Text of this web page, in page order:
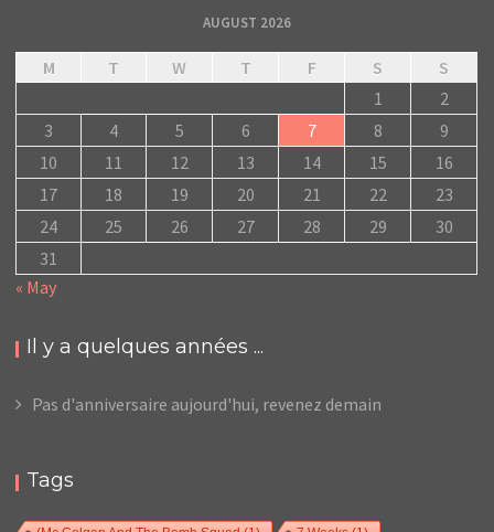
AUGUST 2026
M T W T F S
S
1
2
3
4 5 6 7 8
9
10
11 12 13 14 15
16
17
18 19 20 21 22
23
24
25 26 27 28 29
30
31
« May
Il y a quelques années ...
Pas d'anniversaire aujourd'hui, revenez demain
Tags